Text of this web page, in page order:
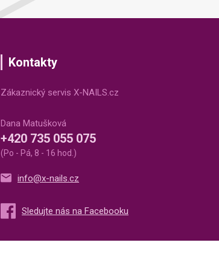
Kontakty
Zákaznický servis X-NAILS.cz
Dana Matušková
+420 735 055 075
(Po - Pá, 8 - 16 hod.)
info@x-nails.cz